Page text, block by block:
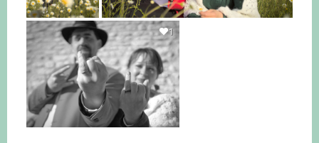
1